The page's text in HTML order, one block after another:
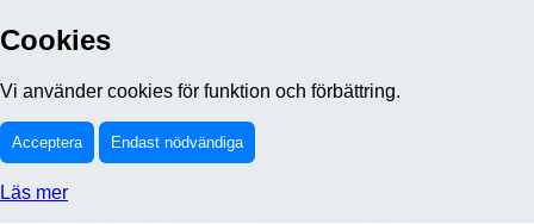
Cookies
Vi använder cookies för funktion och förbättring.
Acceptera Endast nödvändiga
Läs mer